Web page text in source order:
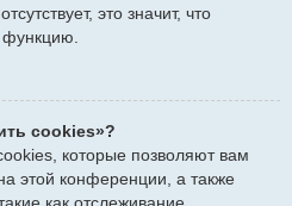
отсутствует, это значит, что
cookies»?
которые позволяют вам
этой конференции, а также